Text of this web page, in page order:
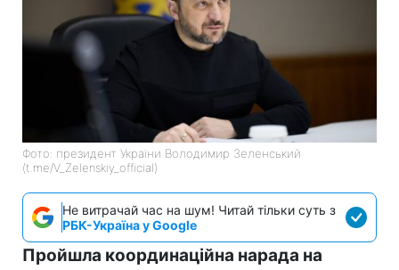
Фото: президент України Володимир Зеленський
(t.me/V_Zelenskiy_official)
Не витрачай час на шум! Читай тільки суть з
РБК-Україна у Google
Пройшла координаційна нарада на